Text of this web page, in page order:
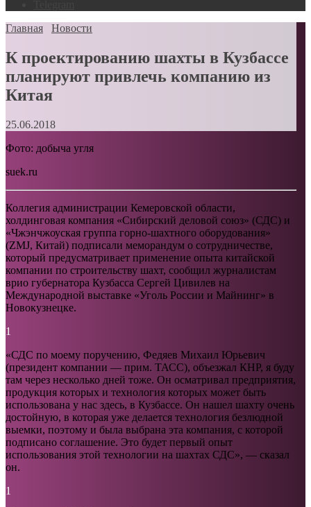
Главная
Новости
К проектированию шахты в Кузбассе
планируют привлечь компанию из
Китая
25.06.2018
Фото: добыча угля
suek.ru
Коллегия администрации Кемеровской области,
холдинговая компания «Сибирский деловой союз» (СДС) и
«Чжэнчжоуская группа горно-шахтного оборудования»
(ZMJ, Китай) подписали меморандум о сотрудничестве,
который предусматривает применение опыта китайской
компании по строительству шахт, сообщил журналистам
врио губернатора Кузбасса Сергей Цивилев на
Международной выставке «Уголь России и Майнинг» в
Новокузнецке.
1
«СДС по моему поручению, Федяев Михаил Юрьевич
(президент компании — прим. ТАСС), объезжал КНР, я буду
там через несколько дней тоже. Он осматривал предприятия,
продукция которых и технология которых может быть
использована у нас здесь, в Кузбассе. Он нашел шахту очень
достойную, в которая уже делается технология безлюдной
выемки, поэтому и была выбрана эта компания, с которой
подписано соглашение. Это будет первый опыт
использования этой технологии на шахтах СДС», — сказал
он.
1